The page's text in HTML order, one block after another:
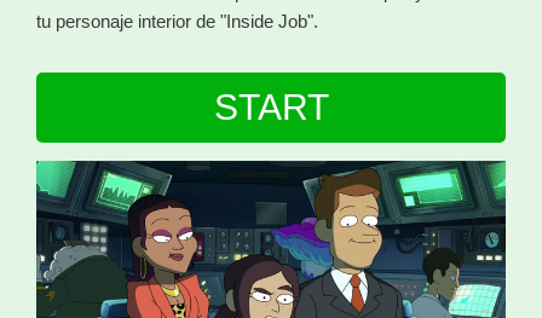
tu personaje interior de "Inside Job".
START